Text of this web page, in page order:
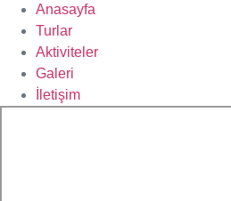
Anasayfa
Turlar
Aktiviteler
Galeri
İletişim